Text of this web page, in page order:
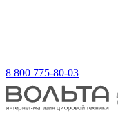
8 800 775-80-03